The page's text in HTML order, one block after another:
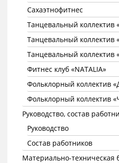
Сахаэтнофитнес
Танцевальный коллектив
Танцевальный коллектив
Танцевальный коллектив
Фитнес клуб «NATALIA»
Фольклорный коллектив
Фольклорный коллектив
Руководство, состав
Руководство
Состав работников
Материально-техническая